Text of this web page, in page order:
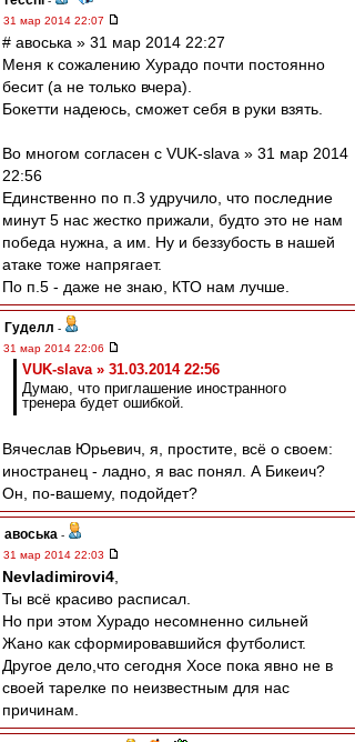
31 мар 2014 22:07
# авоська » 31 мар 2014 22:27
Меня к сожалению Хурадо почти постоянно
бесит (а не только вчера).
Бокетти надеюсь, сможет себя в руки взять.
Во многом согласен с VUK-slava » 31 мар 2014
22:56
Единственно по п.3 удручило, что последние
минут 5 нас жестко прижали, будто это не нам
победа нужна, а им. Ну и беззубость в нашей
атаке тоже напрягает.
По п.5 - даже не знаю, КТО нам лучше.
Гуделл -
31 мар 2014 22:06
VUK-slava » 31.03.2014 22:56
Думаю, что приглашение иностранного
тренера будет ошибкой.
Вячеслав Юрьевич, я, простите, всё о своем:
иностранец - ладно, я вас понял. А Бикеич?
Он, по-вашему, подойдет?
авоська -
31 мар 2014 22:03
Nevladimirovi4
Ты всё красиво расписал.
Но при этом Хурадо несомненно сильней
Жано как сформировавшийся футболист.
Другое дело,что сегодня Хосе пока явно не в
своей тарелке по неизвестным для нас
причинам.